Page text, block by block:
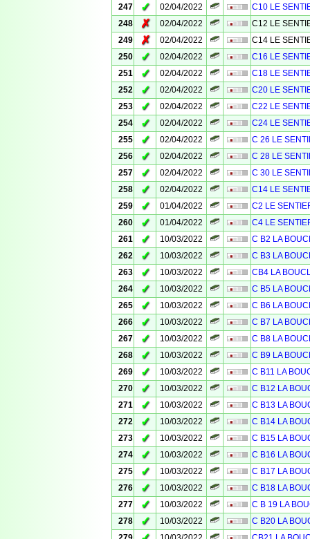
247
✓ 02/04/2022
C10 LE
248
✗ 02/04/2022
C12 LE
249
✗ 02/04/2022
C14 LE
250
✓ 02/04/2022
C16 LE
251
✓ 02/04/2022
C18 LE
252
✓ 02/04/2022
C20 LE
253
✓ 02/04/2022
C22 LE
254
✓ 02/04/2022
C24 LE
255
✓ 02/04/2022
C 26 LE
256
✓ 02/04/2022
C 28 LE
257
✓ 02/04/2022
C 30 LE
258
✓ 02/04/2022
C14 LE
259
✓ 01/04/2022
C2 LE
260
✓ 01/04/2022
C4 LE
261
✓ 10/03/2022
C B2 LA
262
✓ 10/03/2022
C B3 LA
263
✓ 10/03/2022
CB4 LA
264
✓ 10/03/2022
C B5 LA
265
✓ 10/03/2022
C B6 LA
266
✓ 10/03/2022
C B7 LA
267
✓ 10/03/2022
C B8 LA
268
✓ 10/03/2022
C B9 LA
269
✓ 10/03/2022
C B11 LA
270
✓ 10/03/2022
C B12 LA
271
✓ 10/03/2022
C B13 LA
272
✓ 10/03/2022
C B14 LA
273
✓ 10/03/2022
C B15 LA
274
✓ 10/03/2022
C B16 LA
275
✓ 10/03/2022
C B17 LA
276
✓ 10/03/2022
C B18 LA
277
✓ 10/03/2022
C B 19 LA
278
✓ 10/03/2022
C B20 LA